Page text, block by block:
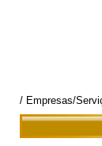
/ Empresas/